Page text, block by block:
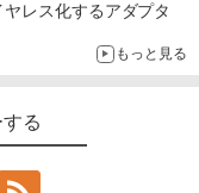
レス化するアダプタ
もっと見る
る